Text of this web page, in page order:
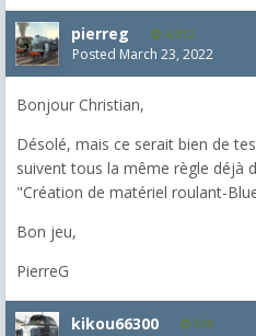
pierreg 4,012
Posted March 23, 2022
Bonjour Christian,
Désolé, mais ce serait bien de
suivent tous la même règle déjà
"Création de matériel roulant-
Bon jeu,
PierreG
kikou66300 538